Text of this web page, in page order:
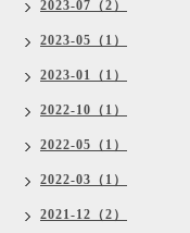
2023-07（2）
2023-05（1）
2023-01（1）
2022-10（1）
2022-05（1）
2022-03（1）
2021-12（2）